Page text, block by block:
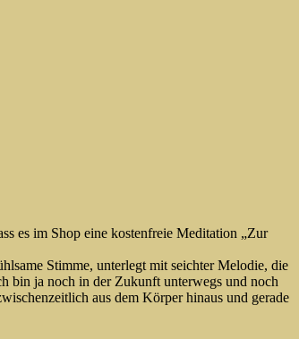
es im Shop eine kostenfreie Meditation „Zur
Stimme, unterlegt mit seichter Melodie, die
bin ja noch in der Zukunft unterwegs und noch
aus dem Körper hinaus und gerade